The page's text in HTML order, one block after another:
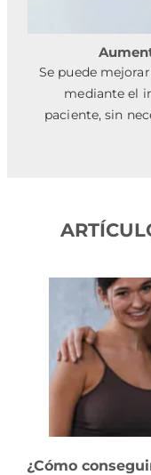
Se puede
mediante el
paciente, sin
¿Cómo